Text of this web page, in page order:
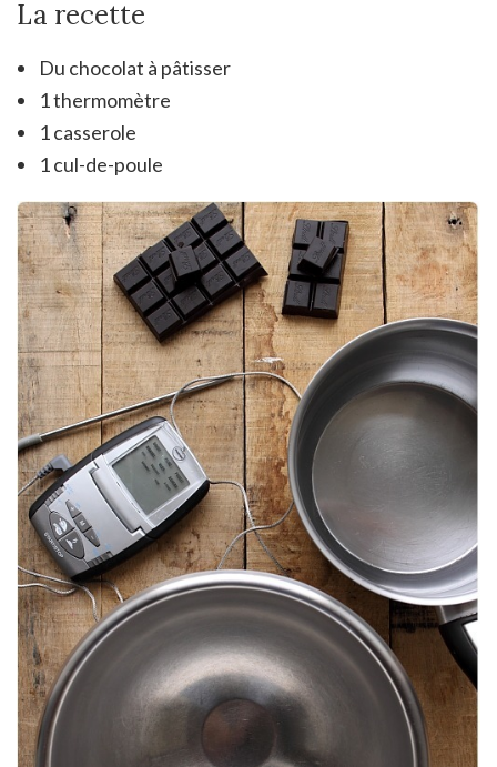
La recette
Du chocolat à pâtisser
1 thermomètre
1 casserole
1 cul-de-poule